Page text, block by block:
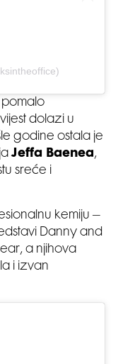
pomalo
dolazi u
godine ostala je
Jeffa Baenea,
sreće i
kemiju –
Danny and
a njihova
i izvan